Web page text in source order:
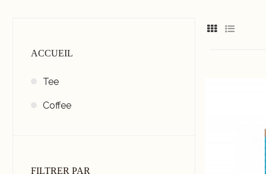
ACCUEIL
Tee
Coffee
FILTRER PAR